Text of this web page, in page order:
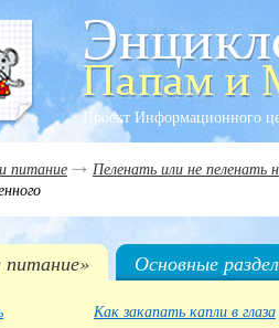
Проект Информационного
питание
Пеленать или не пеленать
питание» Основные
Как закапать капли в глаза